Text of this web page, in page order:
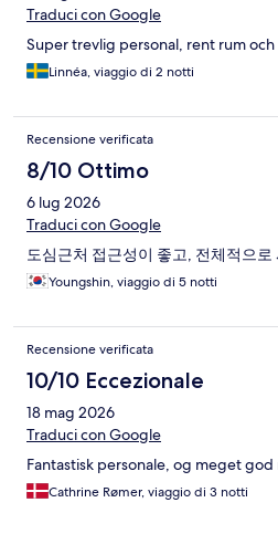
Traduci con Google
Super trevlig personal, rent rum
Linnéa, viaggio di 2 notti
Recensione verificata
8/10 Ottimo
6 lug 2026
Traduci con Google
도심근처 접근성이 좋고, 전체적으
Youngshin, viaggio di 5 notti
Recensione verificata
10/10 Eccezionale
18 mag 2026
Traduci con Google
Fantastisk personale, og meget
Cathrine Rømer, viaggio di 3 notti